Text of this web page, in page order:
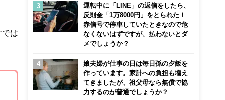
では
運転中に「LINE」の返信をしたら、
反則金「1万8000円」をとられた！
赤信号で停車していたときなので危
なくないはずですが、払わないとダ
メでしょうか？
娘夫婦が仕事の日は毎日孫の夕飯を
作っています。家計への負担も増え
てきましたが、祖父母なら無償で協
力するのが普通でしょうか？